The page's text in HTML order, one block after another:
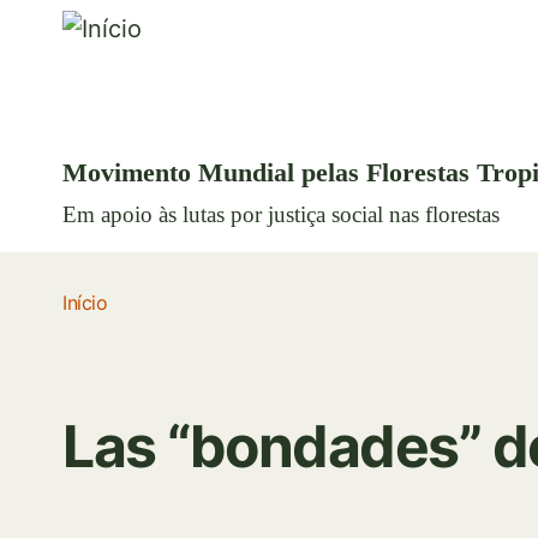
Movimento Mundial pelas Florestas
Em apoio às lutas por justiça social nas florestas
Início
Las “bondades”